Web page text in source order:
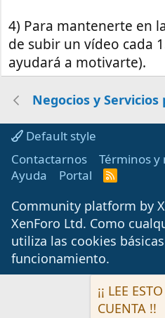
4) Para mantenerte en
de subir un vídeo cada
ayudará a motivarte).
Negocios y
Default style
Contactarnos
Términos y
Ayuda
Portal
R
S
Community platform by
XenForo Ltd. Como
utiliza las cookies
funcionamiento.
¡¡ LEE
CUENTA !!